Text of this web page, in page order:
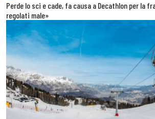
Perde lo sci e cade, fa causa a Decathlon per la
regolati male»